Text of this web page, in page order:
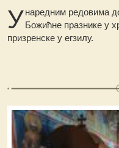
Унаредним редовима
Божићне празнике у
призренске у егзилу.